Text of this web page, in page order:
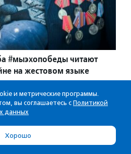
#мыэхопобеды читают
на жестовом языке
и метрические программы.
вы соглашаетесь с Политикой
данных
Хорошо